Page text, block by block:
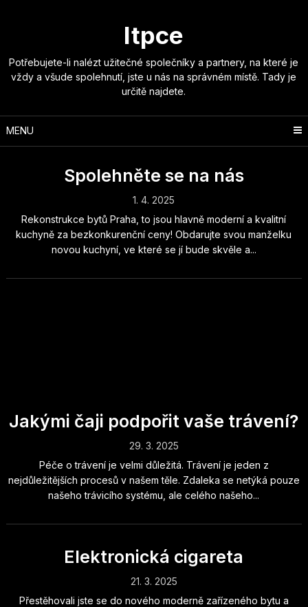
Itpce
Potřebujete-li nalézt užitečné společníky a partnery, na které je
vždy a všude spolehnutí, jste u nás na správném místě. Tady je
určitě najdete.
MENU
Spolehněte se na nás
1. 4. 2025
Rekonstrukce bytů Praha, to jsou hlavně moderní a kvalitní
kuchyně za bezkonkurenční ceny! Obdarujte svou manželku
novou kuchyní, ve které se jí bude skvěle a...
Jakými čaji podpořit vaše trávení?
29. 3. 2025
Péče o trávení je velmi důležitá. Trávení je jeden z
nejdůležitějších procesů v našem těle. Zdaleka se netýká pouze
našeho trávicího systému, ale celého našeho...
Elektronická cigareta
21. 3. 2025
Přestěhovali jste se do nového moderně zařízeného bytu a